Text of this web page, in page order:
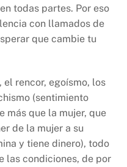
todas partes. Por eso
con llamados de
que cambie tu
el rencor, egoísmo, los
(sentimiento
más que la mujer, que
de la mujer a su
y tiene dinero), todo
las condiciones, de por